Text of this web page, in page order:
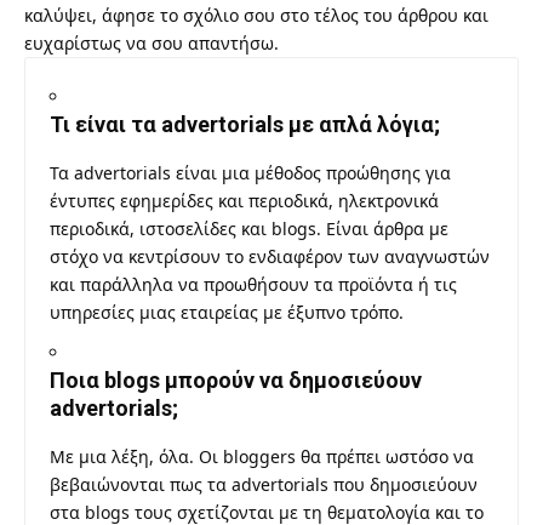
καλύψει, άφησε το σχόλιο σου στο τέλος του άρθρου και
ευχαρίστως να σου απαντήσω.
Τι είναι τα advertorials με απλά λόγια;
Τα advertorials είναι μια μέθοδος προώθησης για
έντυπες εφημερίδες και περιοδικά, ηλεκτρονικά
περιοδικά, ιστοσελίδες και blogs. Είναι άρθρα με
στόχο να κεντρίσουν το ενδιαφέρον των αναγνωστών
και παράλληλα να προωθήσουν τα προϊόντα ή τις
υπηρεσίες μιας εταιρείας με έξυπνο τρόπο.
Ποια blogs μπορούν να δημοσιεύουν
advertorials;
Με μια λέξη, όλα. Οι bloggers θα πρέπει ωστόσο να
βεβαιώνονται πως τα advertorials που δημοσιεύουν
στα blogs τους σχετίζονται με τη θεματολογία και το